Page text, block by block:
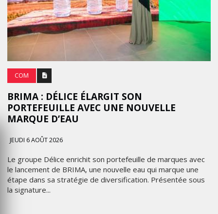
COM
BRIMA : DÉLICE ÉLARGIT SON
PORTEFEUILLE AVEC UNE NOUVELLE
MARQUE D’EAU
JEUDI 6 AOÛT 2026
Le groupe Délice enrichit son portefeuille de marques avec
le lancement de BRIMA, une nouvelle eau qui marque une
étape dans sa stratégie de diversification. Présentée sous
la signature...